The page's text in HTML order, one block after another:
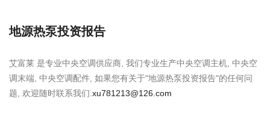
地源热泵投资报告
艾富莱 是专业中央空调供应商, 我们专业生产中央空调主机, 中央空
调末端, 中央空调配件, 如果您有关于"地源热泵投资报告"的任何问
题, 欢迎随时联系我们. xu781213@126.com